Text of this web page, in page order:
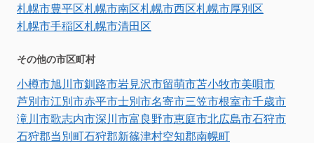
札幌市豊平区札幌市南区札幌市西区札幌市厚別区
札幌市手稲区札幌市清田区
その他の市区町村
小樽市旭川市釧路市岩見沢市留萌市苫小牧市美唄市
芦別市江別市赤平市士別市名寄市三笠市根室市千歳市
滝川市歌志内市深川市富良野市恵庭市北広島市石狩市
石狩郡当別町石狩郡新篠津村空知郡南幌町